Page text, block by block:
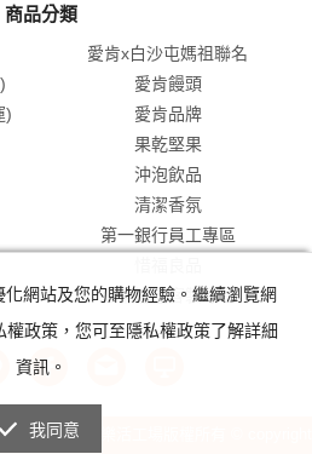
商品分類
愛肯x白沙屯媽祖聯名
愛肯饅頭
)
愛肯品牌
果乾堅果
沖泡飲品
清潔香氛
第一銀行員工專區
企業禮盒客製專區
金會附設愛肯樂活工場版權所有 © copyright
網站及您的購物經驗。繼續瀏覽網
政策，您可至隱私權政策了解詳細
資訊。
我同意